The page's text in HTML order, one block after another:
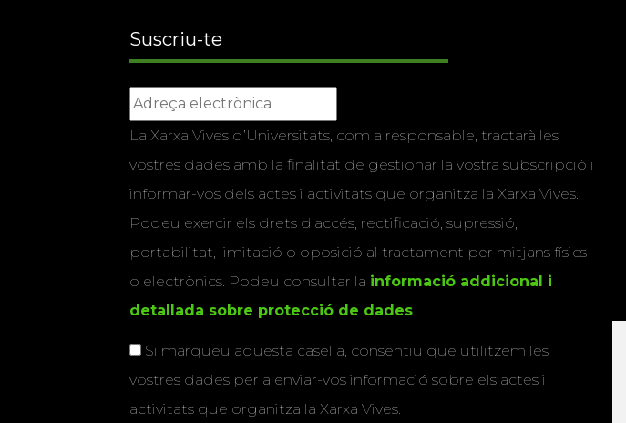
Suscriu-te
La Xarxa Vives d’Universitats, com a responsable, tractarà les
vostres dades amb la finalitat de gestionar la vostra subscripció i
informar-vos dels actes i activitats que organitza la Xarxa Vives.
Podeu exercir els drets d’accés, rectificació, supressió,
portabilitat, limitació o oposició al tractament per mitjans físics
o electrònics. Podeu consultar la informació addicional i
detallada sobre protecció de dades.
Si marqueu aquesta casella, consentiu que utilitzem les
vostres dades per a enviar-vos informació sobre els actes i
activitats que organitza la Xarxa Vives.